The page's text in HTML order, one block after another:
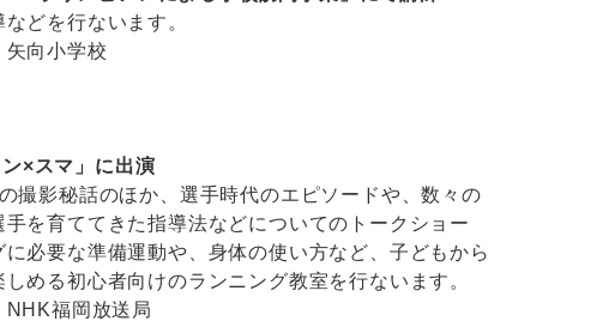
どを行ないます。
矢向小学校
×スマ」に出演
撮影秘話のほか、選手時代のエピソードや、数々の
手を育ててきた指導法などについてのトークショー
に必要な準備運動や、身体の使い方など、子どもから
める初心者向けのランニング教室を行ないます。
NHK福岡放送局